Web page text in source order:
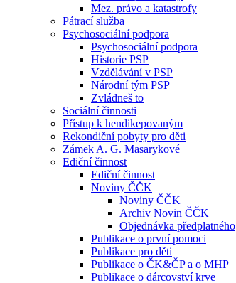
Mez. právo a katastrofy
Pátrací služba
Psychosociální podpora
Psychosociální podpora
Historie PSP
Vzdělávání v PSP
Národní tým PSP
Zvládneš to
Sociální činnosti
Přístup k hendikepovaným
Rekondiční pobyty pro děti
Zámek A. G. Masarykové
Ediční činnost
Ediční činnost
Noviny ČČK
Noviny ČČK
Archiv Novin ČČK
Objednávka předplatného
Publikace o první pomoci
Publikace pro děti
Publikace o ČK&ČP a o MHP
Publikace o dárcovství krve